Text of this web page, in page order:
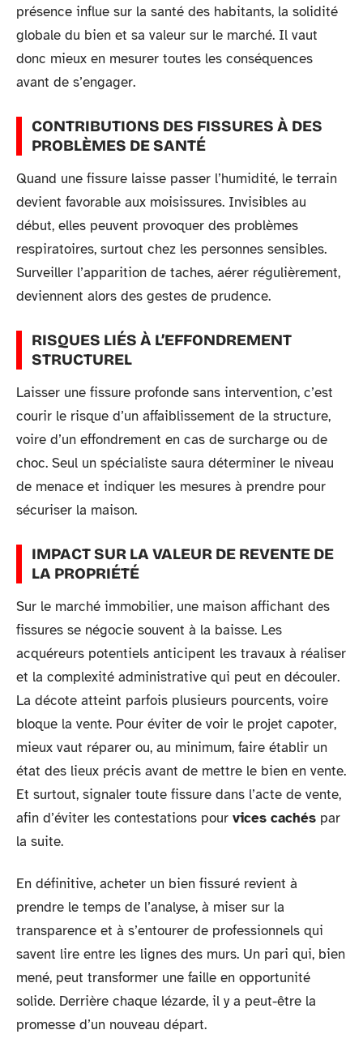
présence influe sur la santé des habitants, la solidité
globale du bien et sa valeur sur le marché. Il vaut
donc mieux en mesurer toutes les conséquences
avant de s’engager.
CONTRIBUTIONS DES FISSURES À DES
PROBLÈMES DE SANTÉ
Quand une fissure laisse passer l’humidité, le terrain
devient favorable aux moisissures. Invisibles au
début, elles peuvent provoquer des problèmes
respiratoires, surtout chez les personnes sensibles.
Surveiller l’apparition de taches, aérer régulièrement,
deviennent alors des gestes de prudence.
RISQUES LIÉS À L’EFFONDREMENT
STRUCTUREL
Laisser une fissure profonde sans intervention, c’est
courir le risque d’un affaiblissement de la structure,
voire d’un effondrement en cas de surcharge ou de
choc. Seul un spécialiste saura déterminer le niveau
de menace et indiquer les mesures à prendre pour
sécuriser la maison.
IMPACT SUR LA VALEUR DE REVENTE DE
LA PROPRIÉTÉ
Sur le marché immobilier, une maison affichant des
fissures se négocie souvent à la baisse. Les
acquéreurs potentiels anticipent les travaux à réaliser
et la complexité administrative qui peut en découler.
La décote atteint parfois plusieurs pourcents, voire
bloque la vente. Pour éviter de voir le projet capoter,
mieux vaut réparer ou, au minimum, faire établir un
état des lieux précis avant de mettre le bien en vente.
Et surtout, signaler toute fissure dans l’acte de vente,
afin d’éviter les contestations pour vices cachés par
la suite.
En définitive, acheter un bien fissuré revient à
prendre le temps de l’analyse, à miser sur la
transparence et à s’entourer de professionnels qui
savent lire entre les lignes des murs. Un pari qui, bien
mené, peut transformer une faille en opportunité
solide. Derrière chaque lézarde, il y a peut-être la
promesse d’un nouveau départ.